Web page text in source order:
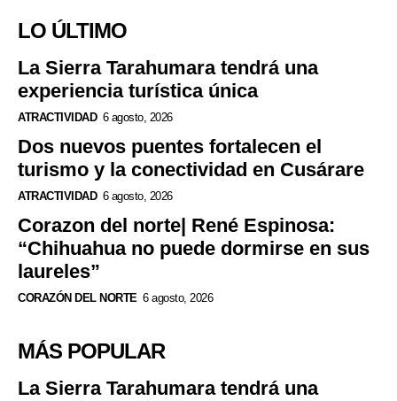
LO ÚLTIMO
La Sierra Tarahumara tendrá una
experiencia turística única
ATRACTIVIDAD 6 agosto, 2026
Dos nuevos puentes fortalecen el
turismo y la conectividad en Cusárare
ATRACTIVIDAD 6 agosto, 2026
Corazon del norte| René Espinosa:
“Chihuahua no puede dormirse en sus
laureles”
CORAZÓN DEL NORTE 6 agosto, 2026
MÁS POPULAR
La Sierra Tarahumara tendrá una